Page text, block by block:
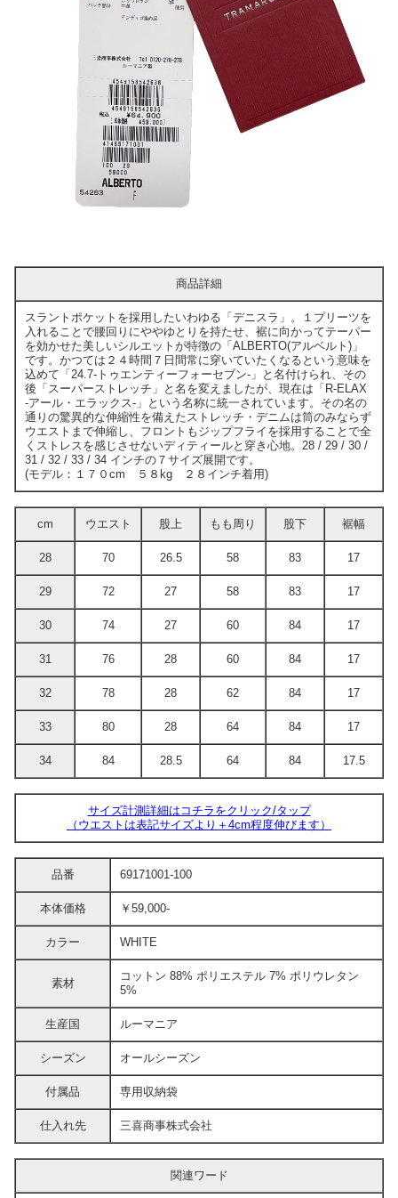
商品詳細
スラントポケットを採用したいわゆる「デニスラ」。１プリーツを
入れることで腰回りにややゆとりを持たせ、裾に向かってテーパー
を効かせた美しいシルエットが特徴の「ALBERTO(アルベルト)」
です。かつては２４時間７日間常に穿いていたくなるという意味を
込めて「24.7-トゥエンティーフォーセブン-」と名付けられ、その
後「スーパーストレッチ」と名を変えましたが、現在は「R-ELAX
-アール・エラックス-」という名称に統一されています。その名の
通りの驚異的な伸縮性を備えたストレッチ・デニムは筒のみならず
ウエストまで伸縮し、フロントもジップフライを採用することで全
くストレスを感じさせないディティールと穿き心地。28 / 29 / 30 /
31 / 32 / 33 / 34 インチの７サイズ展開です。
(モデル：１７０cm ５８kg ２８インチ着用)
cm ウエスト 股上 もも周り 股下 裾幅
28 70 26.5 58 83 17
29 72 27 58 83 17
30 74 27 60 84 17
31 76 28 60 84 17
32 78 28 62 84 17
33 80 28 64 84 17
34 84 28.5 64 84 17.5
サイズ計測詳細はコチラをクリック/タップ
（ウエストは表記サイズより＋4cm程度伸びます）
品番 69171001-100
本体価格 ￥59,000-
カラー WHITE
素材
コットン 88% ポリエステル 7% ポリウレタン
5%
生産国 ルーマニア
シーズン オールシーズン
付属品 専用収納袋
仕入れ先 三喜商事株式会社
関連ワード